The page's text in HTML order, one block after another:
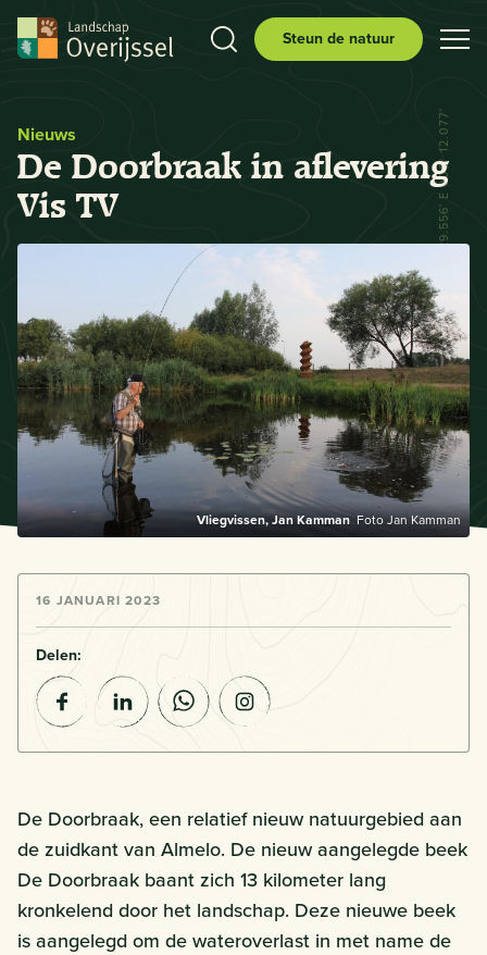
Steun de natuur
Nieuws
De Doorbraak in aflevering
Vis TV
Vliegvissen, Jan KammanFoto Jan Kamman
N 52° 29.556' E 006° 12.077'
16 JANUARI 2023
Delen:
De Doorbraak, een relatief nieuw natuurgebied aan
de zuidkant van Almelo. De nieuw aangelegde beek
De Doorbraak baant zich 13 kilometer lang
kronkelend door het landschap. Deze nieuwe beek
is aangelegd om de wateroverlast in met name de